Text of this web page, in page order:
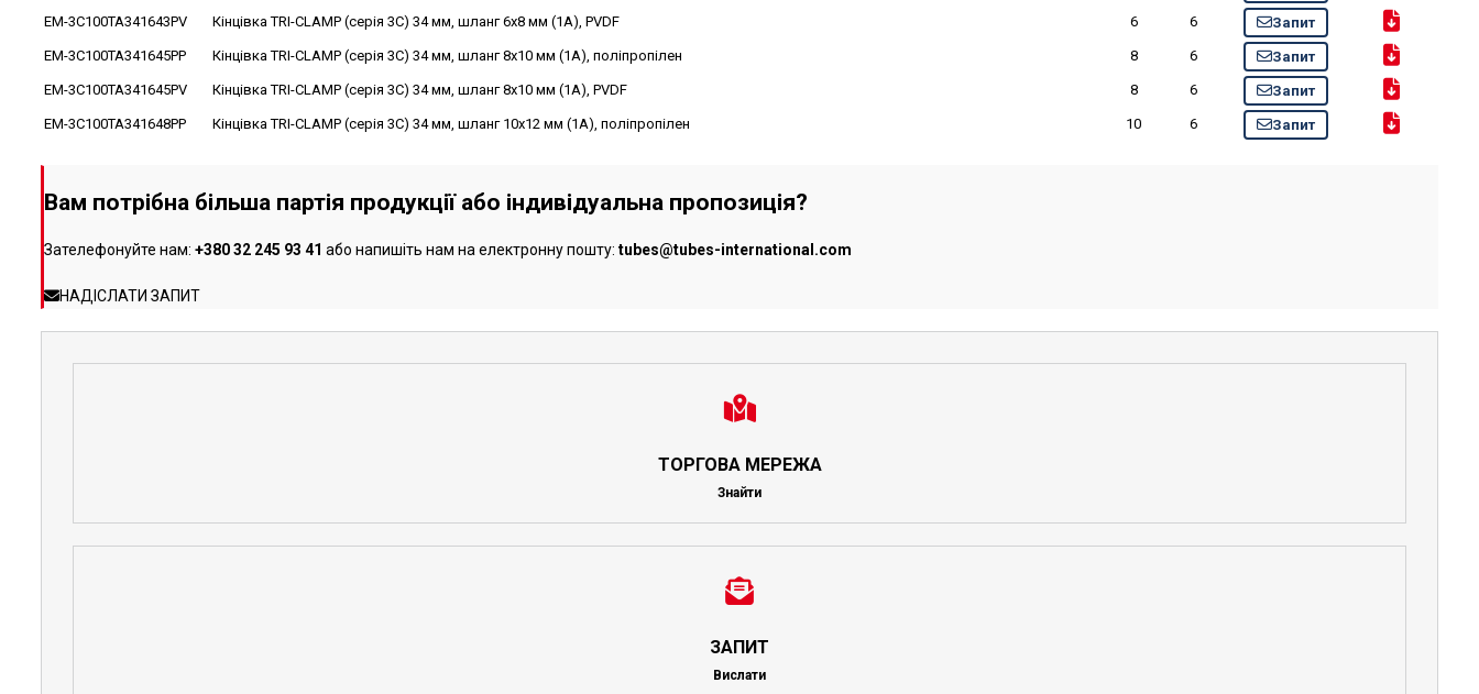
EM-3C100TA341643PV
Кінцівка TRI-CLAMP (серія 3C) 34 мм, шланг 6x8 мм (1A), PVDF 6 6
Запит
EM-3C100TA341645PP
Кінцівка TRI-CLAMP (серія 3C) 34 мм, шланг 8x10 мм (1A), поліпропілен 8 6
Запит
EM-3C100TA341645PV
Кінцівка TRI-CLAMP (серія 3C) 34 мм, шланг 8x10 мм (1A), PVDF 8 6
Запит
EM-3C100TA341648PP
Кінцівка TRI-CLAMP (серія 3C) 34 мм, шланг 10x12 мм (1A), поліпропілен 10 6 Запит
Вам потрібна більша партія продукції або індивідуальна пропозиція?
Зателефонуйте нам: +380 32 245 93 41 або напишіть нам на електронну пошту: tubes@tubes-international.com
НАДІСЛАТИ ЗАПИТ
ТОРГОВА МЕРЕЖА
Знайти
ЗАПИТ
Вислати